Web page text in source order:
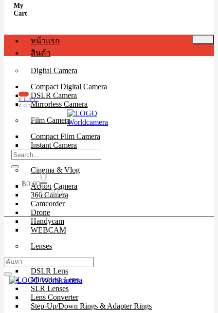
My
Cart
หน้าแรก
สินค้า
Digital Camera
Compact Digital Camera
DSLR Camera
Mirrorless Camera
Film Camera
Compact Film Camera
Instant Camera
SLR Camera
Cinema & Vlog
Action Camera
360 Camera
Camcorder
Drone
Handycam
WEBCAM
Lenses
DSLR Lens
Mirrorless Lens
SLR Lenses
Lens Converter
Step-Up/Down Rings & Adapter Rings
DEAL
ZONE
฿0.000
Cart